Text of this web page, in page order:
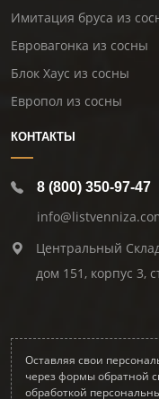
Имитация бруса из
Евровагонка из сосны
Блок Хаус из сосны
Европол из сосны
КОНТАКТЫ
8 (800) 350-97-47
Центральный
дом 151, корпус 3,
Оставляя свои
через формы обратной
обработкой